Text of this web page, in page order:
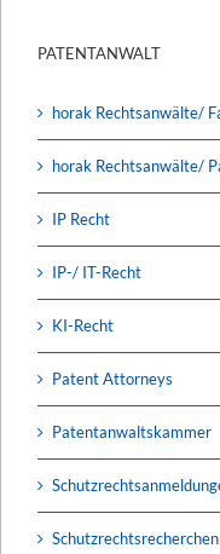
PATENTANWALT
horak Rechtsanwälte/
horak Rechtsanwälte/
IP Recht
IP-/ IT-Recht
KI-Recht
Patent Attorneys
Patentanwaltskammer
Schutzrechtsrecherchen